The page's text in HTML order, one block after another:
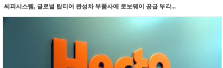
씨피시스템, 글로벌 탑티어 완성차 부품사에 로보웨이 공급 부각...